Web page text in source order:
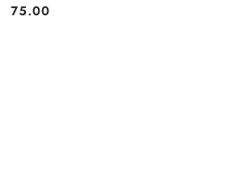
Cena:
75.00